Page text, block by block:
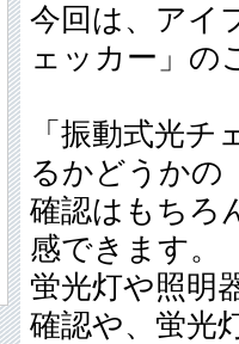
今回は、アイ
ェッカー」の
「振動式光
るかどうかの
確認はもちろ
感できます。
蛍光灯や照明
確認や、蛍光